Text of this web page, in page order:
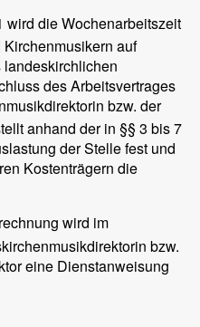
die Wochenarbeitszeit
auf
des Arbeitsvertrages
bzw. der
anhand der in §§ 3 bis 7
der Stelle fest und
Kostenträgern die
wird im
bzw.
eine Dienstanweisung